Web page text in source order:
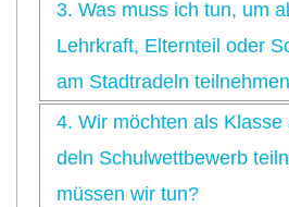
3. Was muss ich tun, um
Lehr­kraft, Eltern­teil oder
am Stadt­ra­deln
4. Wir möch­ten als
deln Schul­wett­be­werb
müs­sen wir tun?